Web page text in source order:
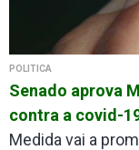
POLÍTICA
Senado aprova
contra a covid-
Medida vai a